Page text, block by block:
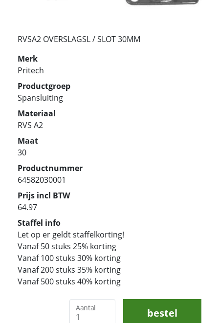
RVSA2 OVERSLAGSL / SLOT 30MM
Merk
Pritech
Productgroep
Spansluiting
Materiaal
RVS A2
Maat
30
Productnummer
64582030001
Prijs incl BTW
64.97
Staffel info
Let op er geldt staffelkorting!
Vanaf 50 stuks 25% korting
Vanaf 100 stuks 30% korting
Vanaf 200 stuks 35% korting
Vanaf 500 stuks 40% korting
Aantal bestel